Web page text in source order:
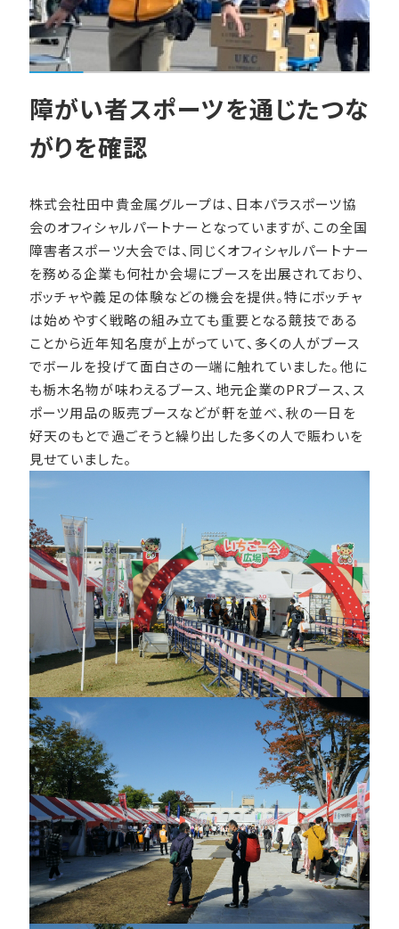
障がい者スポーツを通じたつな
がりを確認
株式会社田中貴金属グループは、日本パラスポーツ協
会のオフィシャルパートナーとなっていますが、この全国
障害者スポーツ大会では、同じくオフィシャルパートナー
を務める企業も何社か会場にブースを出展されており、
ボッチャや義足の体験などの機会を提供。特にボッチャ
は始めやすく戦略の組み立ても重要となる競技である
ことから近年知名度が上がっていて、多くの人がブース
でボールを投げて面白さの一端に触れていました。他に
も栃木名物が味わえるブース、地元企業のPRブース、ス
ポーツ用品の販売ブースなどが軒を並べ、秋の一日を
好天のもとで過ごそうと繰り出した多くの人で賑わいを
見せていました。